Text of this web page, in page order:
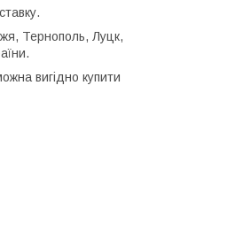
Тернополь, Луцк,
вигідно купити